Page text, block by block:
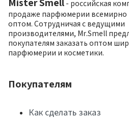
Mister Smell - российская
продаже парфюмерии всемирно
оптом. Сотрудничая с ведущими
производителями, Mr.Smell
покупателям заказать оптом
парфюмерии и косметики.
Покупателям
Как сделать заказ